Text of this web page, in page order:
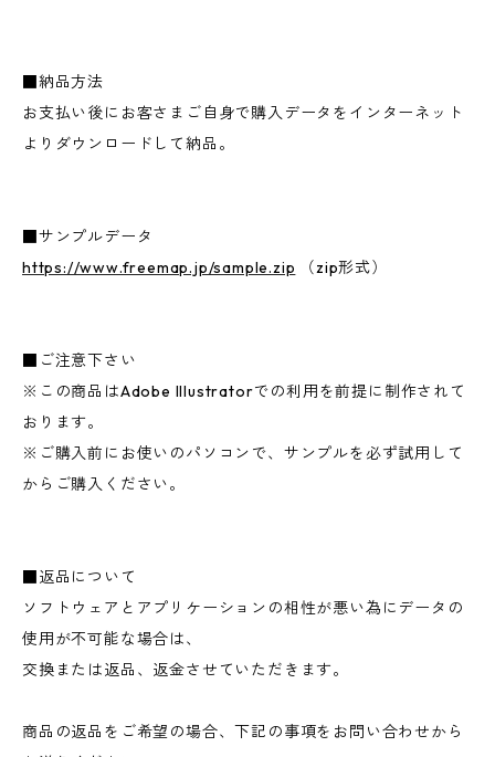
■納品方法
お支払い後にお客さまご自身で購入データをインターネット
よりダウンロードして納品。
■サンプルデータ
https://www.freemap.jp/sample.zip （zip形式）
■ご注意下さい
※この商品はAdobe Illustratorでの利用を前提に制作されて
おります。
※ご購入前にお使いのパソコンで、サンプルを必ず試用して
からご購入ください。
■返品について
ソフトウェアとアプリケーションの相性が悪い為にデータの
使用が不可能な場合は、
交換または返品、返金させていただきます。
商品の返品をご希望の場合、下記の事項をお問い合わせから